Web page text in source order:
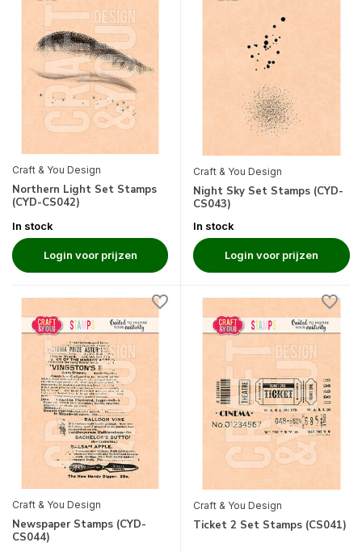
Craft & You Design
Northern Light Set Stamps
(CYD-CS042)
In stock
Login voor prijzen
Craft & You Design
Night Sky Set Stamps (CYD-
CS043)
In stock
Login voor prijzen
Craft & You Design
Newspaper Stamps (CYD-
CS044)
Craft & You Design
Ticket 2 Set Stamps (CS041)